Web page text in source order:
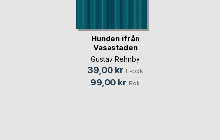
Hunden ifrån
Vasastaden
Gustav Rehnby
39,00 kr E-bok
99,00 kr Bok